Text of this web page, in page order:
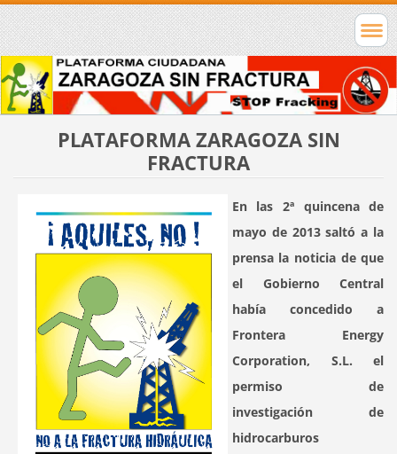
PLATAFORMA ZARAGOZA SIN
FRACTURA
En las 2ª quincena de
mayo de 2013 saltó a la
prensa la noticia de que
el Gobierno Central
había concedido a
Frontera Energy
Corporation, S.L. el
permiso de
investigación de
hidrocarburos